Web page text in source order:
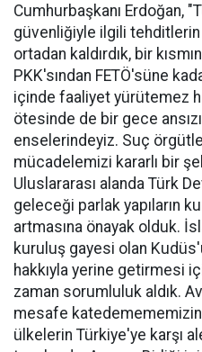
Cumhurbaşkanı Erdoğan,
güvenliğiyle ilgili tehditlerin
ortadan kaldırdık, bir
PKK'sından FETÖ'süne
içinde faaliyet yürütemez
ötesinde de bir gece
enselerindeyiz. Suç
mücadelemizi kararlı bir
Uluslararası alanda Türk
geleceği parlak yapıların
artmasına önayak olduk.
kuruluş gayesi olan
hakkıyla yerine getirmesi
zaman sorumluluk aldık.
mesafe
ülkelerin Türkiye'ye karşı